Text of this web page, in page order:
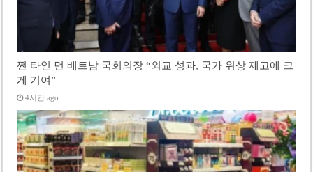
쩐 타인 먼 베트남 국회의장 “외교 성과, 국가 위상 제고에 크
게 기여”
4시간 ago